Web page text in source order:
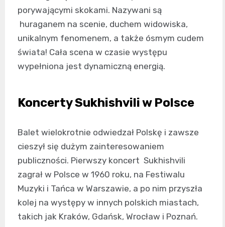
porywającymi skokami. Nazywani są
huraganem na scenie, duchem widowiska,
unikalnym fenomenem, a także ósmym cudem
świata! Cała scena w czasie występu
wypełniona jest dynamiczną energią.
Koncerty Sukhishvili w Polsce
Balet wielokrotnie odwiedzał Polskę i zawsze
cieszył się dużym zainteresowaniem
publiczności. Pierwszy koncert Sukhishvili
zagrał w Polsce w 1960 roku, na Festiwalu
Muzyki i Tańca w Warszawie, a po nim przyszła
kolej na występy w innych polskich miastach,
takich jak Kraków, Gdańsk, Wrocław i Poznań.